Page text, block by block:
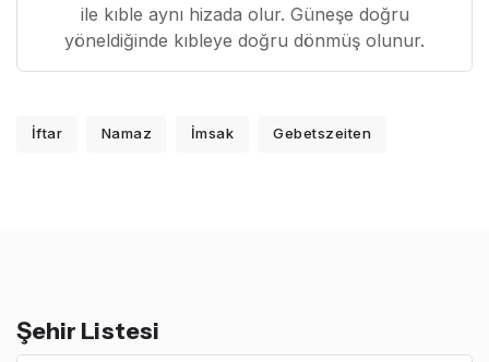
ile kıble aynı hizada olur. Güneşe doğru
yöneldiğinde kıbleye doğru dönmüş olunur.
İftar Namaz İmsak Gebetszeiten
Şehir Listesi